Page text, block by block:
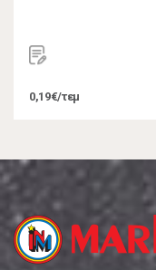
0,19€/τεμ